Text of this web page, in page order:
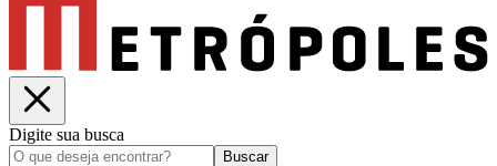
Digite sua busca
Buscar